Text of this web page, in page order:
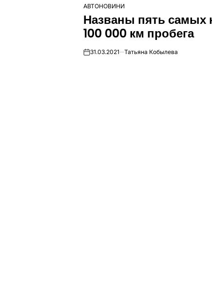
ОПУБЛІКУВАТИ
У
АВТОНОВИНИ
Названы пять самых
100 000 км пробега
on31.03.2021 Татьяна Кобылева